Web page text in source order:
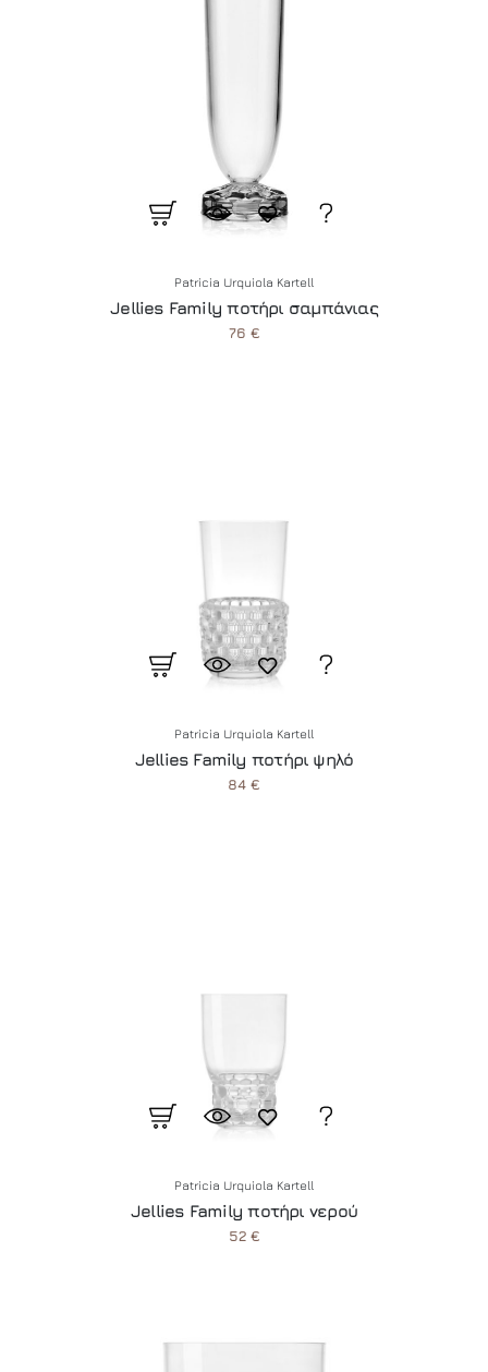
Patricia Urquiola Kartell
Jellies Family ποτήρι σαμπάνιας
76 €
Patricia Urquiola Kartell
Jellies Family ποτήρι ψηλό
84 €
Patricia Urquiola Kartell
Jellies Family ποτήρι νερού
52 €